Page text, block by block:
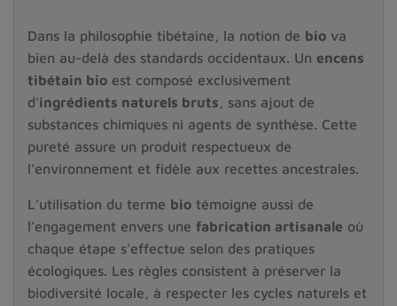
Dans la philosophie tibétaine, la notion de biova
bien au-delà des standards occidentaux. Un encens
tibétain bioest composé exclusivement
d'ingrédients naturels bruts , sans ajout de
substances chimiques ni agents de synthèse. Cette
pureté assure un produit respectueux de
l’environnement et fidèle aux recettes ancestrales.
L’utilisation du terme biotémoigne aussi de
l’engagement envers une fabrication artisanale où
chaque étape s’effectue selon des pratiques
écologiques. Les règles consistent à préserver la
biodiversité locale, à respecter les cycles naturels et